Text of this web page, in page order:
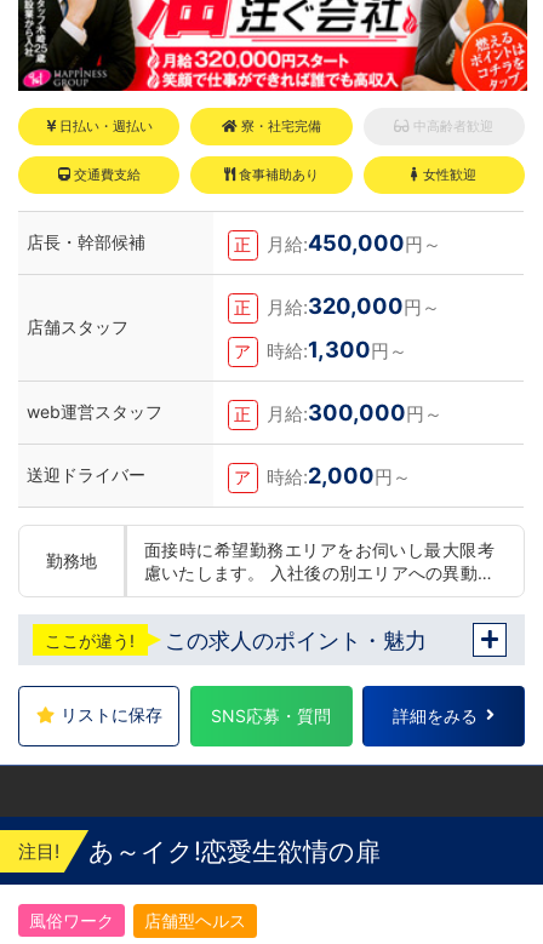
日払い・週払い 寮・社宅完備 中高齢者歓迎
交通費支給 食事補助あり 女性歓迎
店長・幹部候補 正 月給:450,000円～
店舗スタッフ
正 月給:320,000円～
ア 時給:1,300円～
web運営スタッフ 正 月給:300,000円～
送迎ドライバー ア 時給:2,000円～
勤務地
面接時に希望勤務エリアをお伺いし最大限考
慮いたします。 入社後の別エリアへの異動の
可否の選択可能です。(変更は随時可能です)
東京 五反田：五反田駅から徒歩2分 池袋：池
袋駅西口から徒歩2分 吉原：三ノ輪駅から徒
歩8分 神奈川 横浜：京急線黄金町駅から徒歩
8分 茨城 水戸：水戸駅からバス5分 北海道 札
幌：すすきの駅から徒歩5分 中国・四国 鳥
ここが違う! この求人のポイント・魅力
リストに保存 SNS応募・質問 詳細をみる
注目! あ～イク!恋愛生欲情の扉
風俗ワーク 店舗型ヘルス